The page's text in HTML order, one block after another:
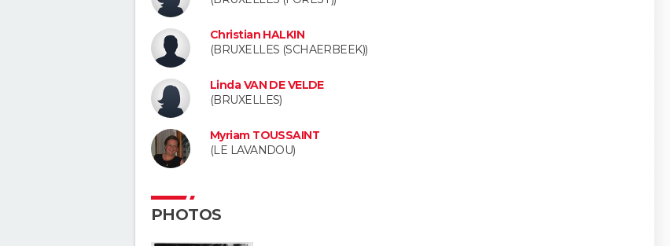
Christian HALKIN
(BRUXELLES (SCHAERBEEK))
Linda VAN DE VELDE
(BRUXELLES)
Myriam TOUSSAINT
(LE LAVANDOU)
PHOTOS